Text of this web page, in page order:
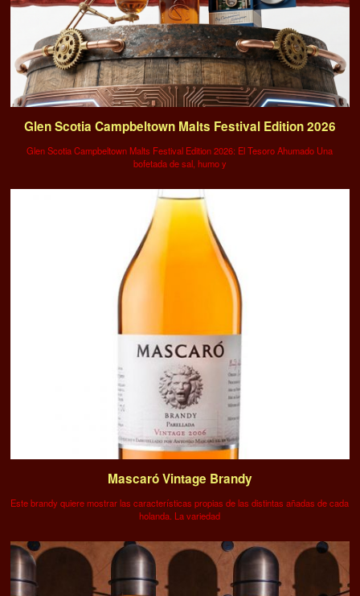
Glen Scotia Campbeltown Malts Festival Edition 2026
Glen Scotia Campbeltown Malts Festival Edition 2026: El Tesoro Ahumado Una
bofetada de sal, humo y
Mascaró Vintage Brandy
Este brandy quiere mostrar las características propias de las distintas añadas de cada
holanda. La variedad